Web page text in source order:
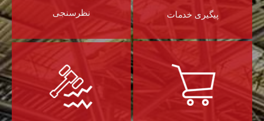
پیگیری خدمات نظرسنجی